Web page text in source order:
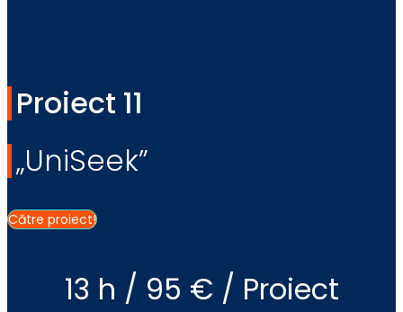
Proiect 11
„UniSeek”
Către proiect!
13 h / 95 € / Proiect